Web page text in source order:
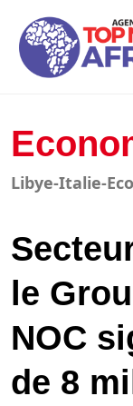
Libye-Italie-
le
NOC
de 8